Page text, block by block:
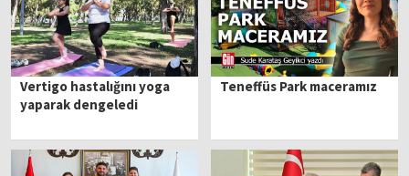
Vertigo hastalığını yoga
yaparak dengeledi
Teneffüs Park maceramız